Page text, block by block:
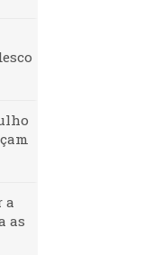
a
as